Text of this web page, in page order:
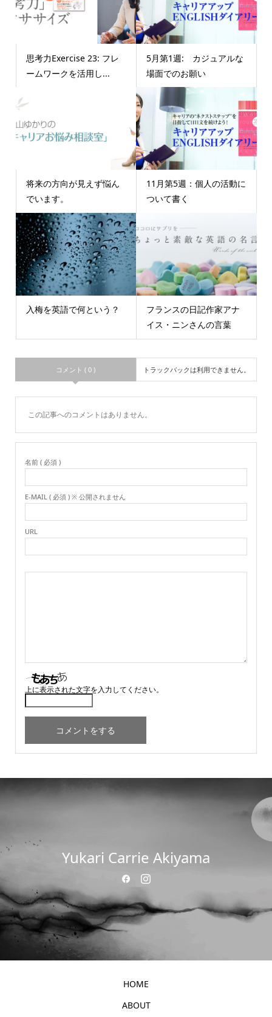
思考力Exercise 23: フレ
ームワークを活用し...
5月第1週: カジュアルな
場面でのお願い
将来の方向が見えず悩ん
でいます。
11月第5週：個人の活動に
ついて書く
入梅を英語で何という？
フランスの日記作家アナ
イス・ニンさんの言葉
コメント ( 0 ) トラックバックは利用できません。
この記事へのコメントはありません。
名前 ( 必須 )
E-MAIL ( 必須 ) ※ 公開されません
URL
上に表示された文字を入力してください。
Yukari Carrie Akiyama
HOME
ABOUT